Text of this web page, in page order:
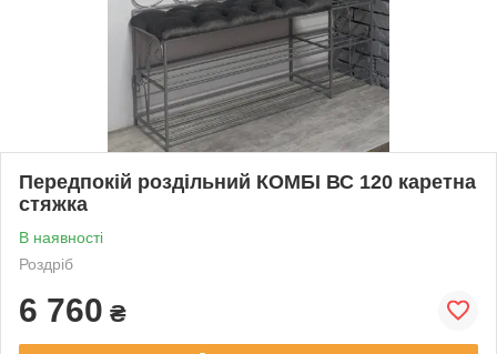
Передпокій роздільний КОМБІ ВС 120 каретна
стяжка
В наявності
Роздріб
6 760 ₴